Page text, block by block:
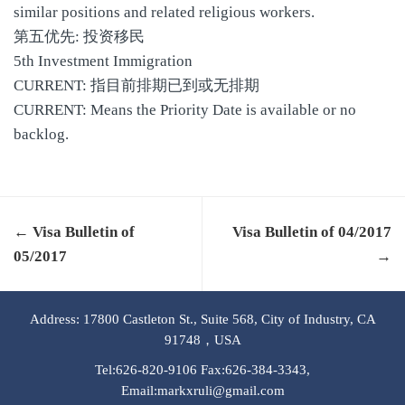
similar positions and related religious workers.
第五优先: 投资移民
5th Investment Immigration
CURRENT: 指目前排期已到或无排期
CURRENT: Means the Priority Date is available or no
backlog.
← Visa Bulletin of
05/2017
Visa Bulletin of 04/2017
→
Address: 17800 Castleton St., Suite 568, City of Industry, CA
91748，USA
Tel:626-820-9106 Fax:626-384-3343,
Email:markxruli@gmail.com